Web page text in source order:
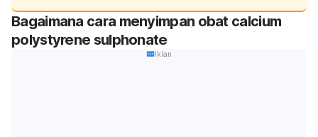
Bagaimana cara menyimpan obat calcium
polystyrene sulphonate
Iklan